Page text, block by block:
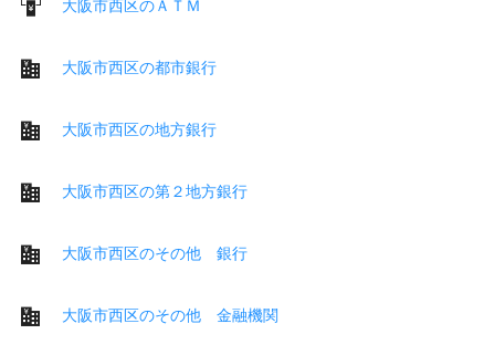
大阪市西区のＡＴＭ
大阪市西区の都市銀行
大阪市西区の地方銀行
大阪市西区の第２地方銀行
大阪市西区のその他 銀行
大阪市西区のその他 金融機関